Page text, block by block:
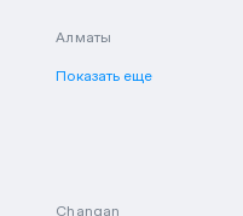
Алматы
Показать еще
Changan